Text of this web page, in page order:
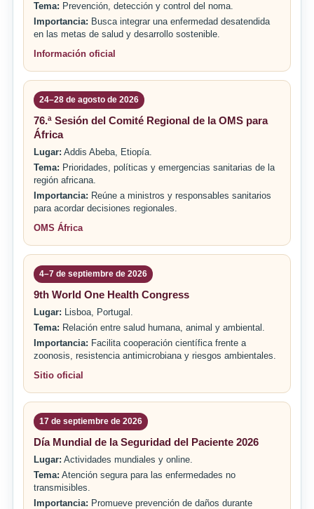
Tema: Prevención, detección y control del noma.
Importancia: Busca integrar una enfermedad desatendida
en las metas de salud y desarrollo sostenible.
Información oficial
24–28 de agosto de 2026
76.ª Sesión del Comité Regional de la OMS para
África
Lugar: Addis Abeba, Etiopía.
Tema: Prioridades, políticas y emergencias sanitarias de la
región africana.
Importancia: Reúne a ministros y responsables sanitarios
para acordar decisiones regionales.
OMS África
4–7 de septiembre de 2026
9th World One Health Congress
Lugar: Lisboa, Portugal.
Tema: Relación entre salud humana, animal y ambiental.
Importancia: Facilita cooperación científica frente a
zoonosis, resistencia antimicrobiana y riesgos ambientales.
Sitio oficial
17 de septiembre de 2026
Día Mundial de la Seguridad del Paciente 2026
Lugar: Actividades mundiales y online.
Tema: Atención segura para las enfermedades no
transmisibles.
Importancia: Promueve prevención de daños durante